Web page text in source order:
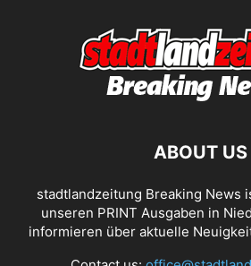
ABOUT US
stadtlandzeitung Breaking News
unseren PRINT Ausgaben in
informieren über aktuelle